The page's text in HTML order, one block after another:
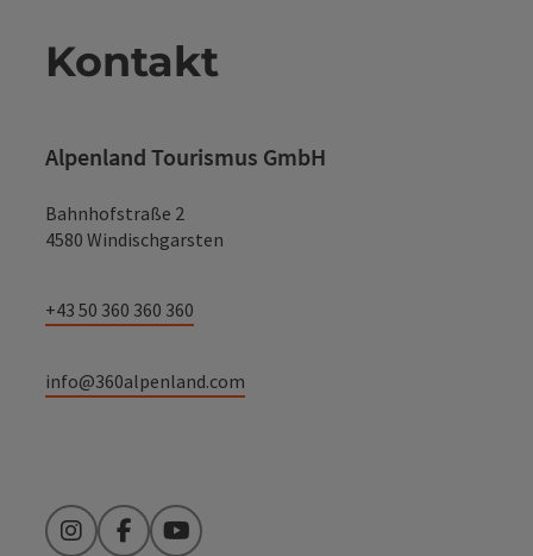
Kontakt
Alpenland Tourismus GmbH
Bahnhofstraße 2
4580 Windischgarsten
+43 50 360 360 360
info@360alpenland.com
InstagramFacebookYouTube